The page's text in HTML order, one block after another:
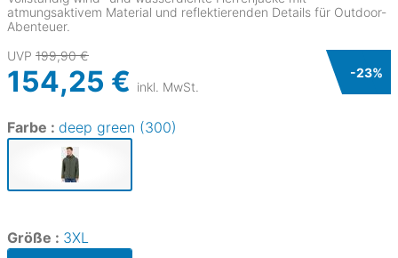
atmungsaktivem Material und reflektierenden Details für Outdoor-
Abenteuer.
UVP 199,90 €
154,25 € inkl. MwSt.
-23%
Farbe : deep green (300)
Größe : 3XL